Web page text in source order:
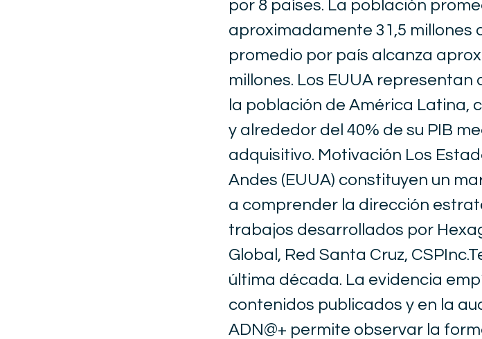
por 8 países. La población
aproximadamente 31,5 millones
promedio por país alcanza
millones. Los EUUA
la población de América Latina,
y alrededor del 40% de su PIB
adquisitivo. Motivación Los
Andes (EUUA) constituyen un
a comprender la dirección
trabajos desarrollados por
Global, Red Santa Cruz,
última década. La evidencia
contenidos publicados y en la
ADN@+ permite observar la